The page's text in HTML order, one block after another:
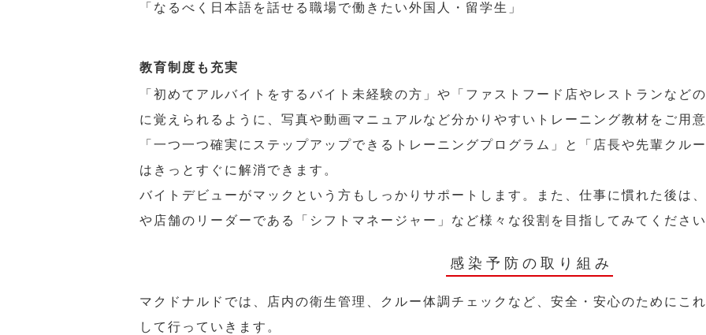
「なるべく日本語を話せる職場で働きたい外国人・留学生」
教育制度も充実
「初めてアルバイトをするバイト未経験の方」や「ファストフード店やレストランなど
に覚えられるように、写真や動画マニュアルなど分かりやすいトレーニング教材をご用
「一つ一つ確実にステップアップできるトレーニングプログラム」と「店長や先輩クル
はきっとすぐに解消できます。
バイトデビューがマックという方もしっかりサポートします。また、仕事に慣れた後は
や店舗のリーダーである「シフトマネージャー」など様々な役割を目指してみてください
感染予防の取り組み
マクドナルドでは、店内の衛生管理、クルー体調チェックなど、安全・安心のためにこ
して行っていきます。